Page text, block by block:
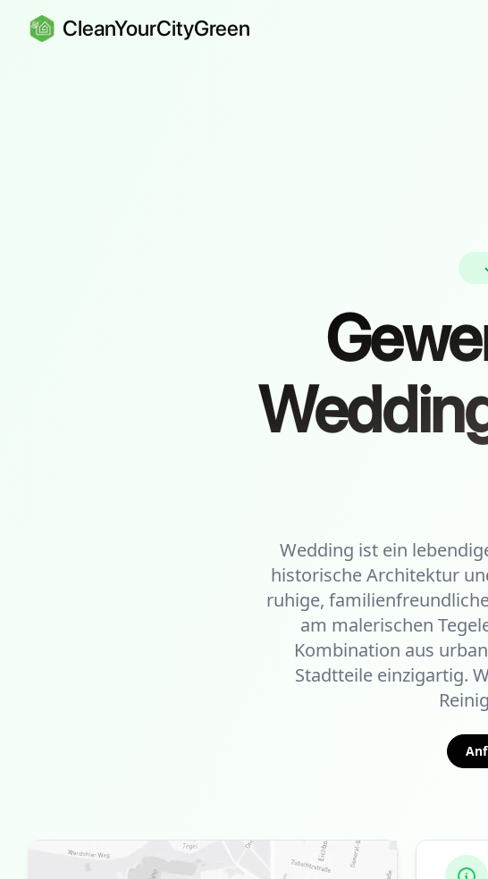
CleanYourCityGreen
Wedding ist ein
historische Architektur
ruhige,
am malerischen
Kombination aus
Stadtteile einzigartig.